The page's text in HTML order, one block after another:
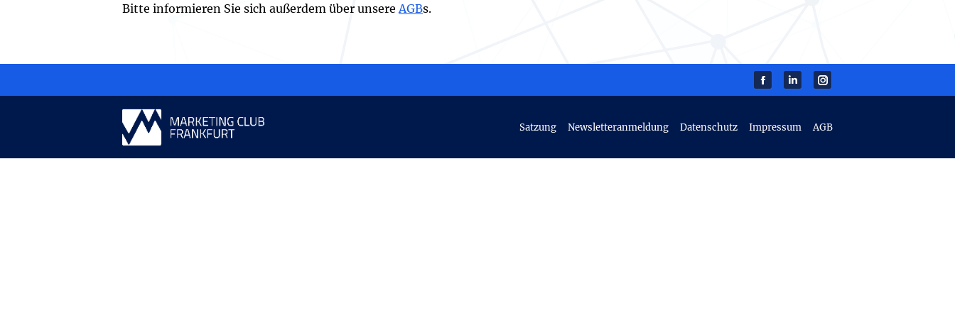
Bitte informieren Sie sich außerdem über unsereAGBs.
FacebookLinkedininstagram
Satzung Newsletteranmeldung Datenschutz Impressum AGB